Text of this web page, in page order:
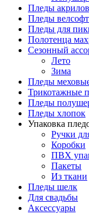
Пледы
Пледы велсофт
Пледы для
Полотенца
Сезонный
Лето
Зима
Пледы
Трикотажные
Пледы
Пледы хлопок
Упаковка
Ручки
Коробки
ПВХ
Пакеты
Из ткани
Пледы шелк
Для свадьбы
Аксессуары